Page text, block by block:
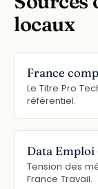
locaux
France
Le Titre Pro
référentiel.
Data
Tension des
France Travail.